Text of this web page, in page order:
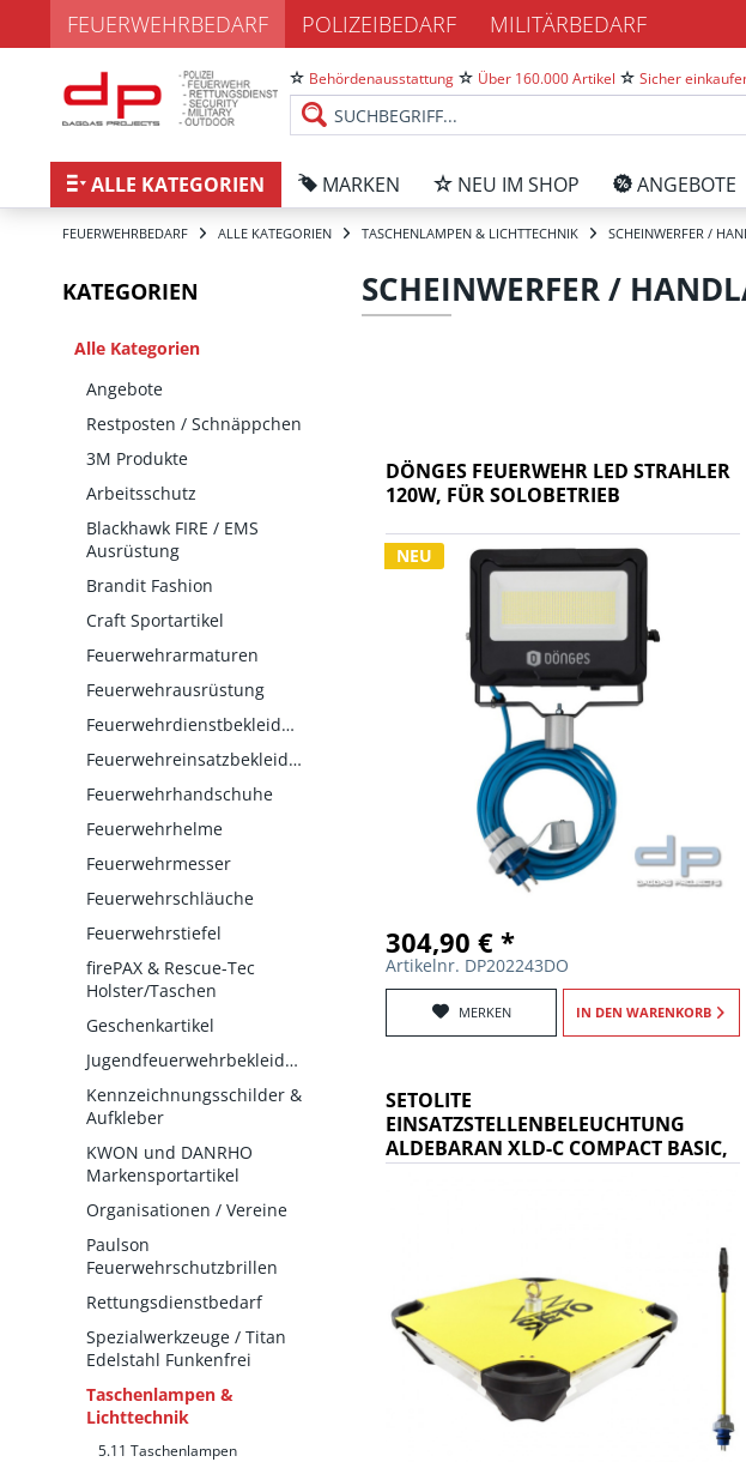
FEUERWEHRBEDARF POLIZEIBEDARF MILITÄRBEDARF
Behördenausstattung Über 160.000 Artikel Sicher
ALLE KATEGORIEN MARKEN NEU IM SHOP ANGEBOTE
FEUERWEHRBEDARF ALLE KATEGORIEN TASCHENLAMPEN & LICHTTECHNIK SCHEINWERFER /
KATEGORIEN
Alle Kategorien
Angebote
Restposten / Schnäppchen
3M Produkte
Arbeitsschutz
Blackhawk FIRE / EMS
Ausrüstung
Brandit Fashion
Craft Sportartikel
Feuerwehrarmaturen
Feuerwehrausrüstung
Feuerwehrdienstbekleidung
Feuerwehreinsatzbekleidung
Feuerwehrhandschuhe
Feuerwehrhelme
Feuerwehrmesser
Feuerwehrschläuche
Feuerwehrstiefel
firePAX & Rescue-Tec
Holster/Taschen
Geschenkartikel
Jugendfeuerwehrbekleidung
Kennzeichnungsschilder &
Aufkleber
KWON und DANRHO
Markensportartikel
Organisationen / Vereine
Paulson
Feuerwehrschutzbrillen
Rettungsdienstbedarf
Spezialwerkzeuge / Titan
Edelstahl Funkenfrei
Taschenlampen &
Lichttechnik
5.11 Taschenlampen
SCHEINWERFER /
NEU
DÖNGES FEUERWEHR LED STRAHLER
120W, FÜR SOLOBETRIEB
304,90 € *
Artikelnr. DP202243DO
MERKEN IN DEN WARENKORB
SETOLITE
EINSATZSTELLENBELEUCHTUNG
ALDEBARAN XLD-C COMPACT BASIC,
GELB